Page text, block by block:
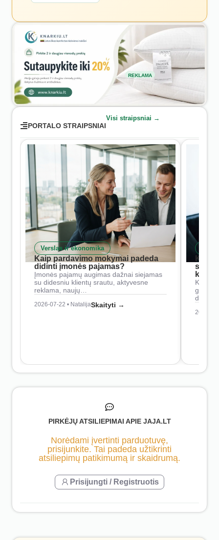
REKLAMA
PORTALO STRAIPSNIAI
Visi straipsniai →
Verslas ir ekonomika
Kaip pardavimo mokymai padeda
didinti įmonės pajamas?
Įmonės pajamų augimas dažnai siejamas
su didesniu klientų srautu, aktyvesne
reklama, naujų…
2026-07-22 • NatalijaSkaityti →
Kaip
2026-
PIRKĖJŲ ATSILIEPIMAI APIE JAJA.LT
Norėdami įvertinti parduotuvę,
prisijunkite. Tai padeda užtikrinti
atsiliepimų patikimumą ir skaidrumą.
Prisijungti / Registruotis